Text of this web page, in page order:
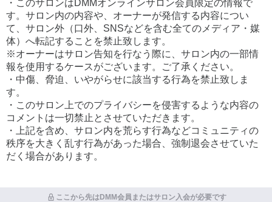
・このサロンはDMMオンラインサロン会員限定の情報で
す。サロン内の内容や、オーナーが発信する内容につい
て、サロン外（口外、SNSなどを含む全てのメディア・媒
体）へ転記することを禁止致します。
※オーナーはサロン告知を行なう際に、サロン内の一部情
報を使用するケースがございます。ご了承ください。
・中傷、脅迫、いやがらせに該当する行為を禁止致しま
す。
・このサロン上でのプライバシーを侵害するような内容の
コメントは一切禁止とさせていただきます。
・上記を含め、サロン内を荒らす行為などコミュニティの
秩序を大きく乱す行為があった場合、強制退会させていた
だく場合があります。
ここから先はDMM会員またはサロン入会が必要です